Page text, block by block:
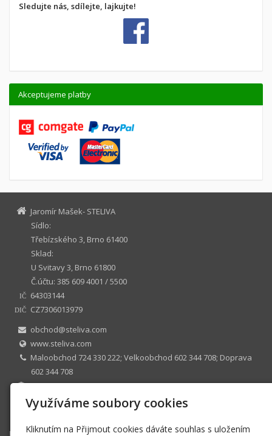
Sledujte nás, sdílejte, lajkujte!
Akceptujeme platby
Jaromír Mašek- STELIVA
Sídlo:
Třebízského 3, Brno 61400
Sklad:
U Svitavy 3, Brno 61800
Č.účtu: 385 609 4001 / 5500
IČ 64303144
DIČ
CZ7306013979
obchod@steliva.com
www.steliva.com
Maloobchod 724 330 222; Velkoobchod 602 344 708; Doprava
602 344 708
3856094001 / 5500
ŽL č.j ZUMB/32234/2008/Dra/4 ÚMČ Brno sever, registrován
10.6.1996
E-shop
Využíváme soubory cookies
Kliknutím na Přijmout cookies dáváte souhlas s uložením